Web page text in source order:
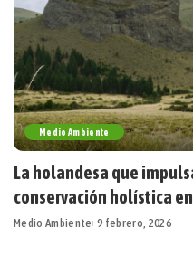
Medio Ambiente
La holandesa que
conservación holística
Medio Ambiente 9 febrero, 2026